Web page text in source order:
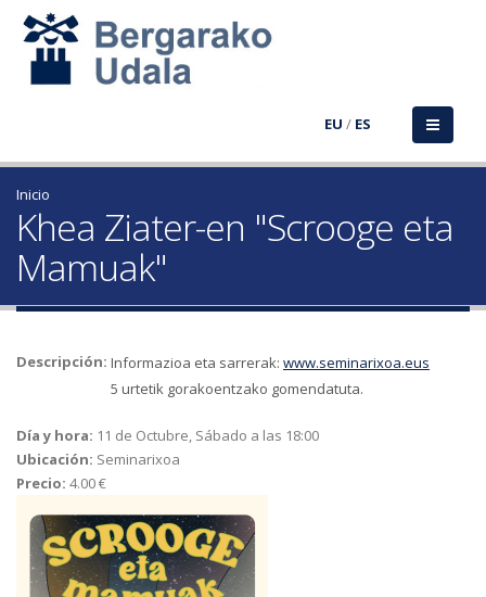
EU / ES
Inicio
Khea Ziater-en "Scrooge eta
Mamuak"
Descripción: Informazioa eta sarrerak: www.seminarixoa.eus
5 urtetik gorakoentzako gomendatuta.
Día y hora: 11 de Octubre, Sábado a las 18:00
Ubicación: Seminarixoa
Precio: 4.00 €